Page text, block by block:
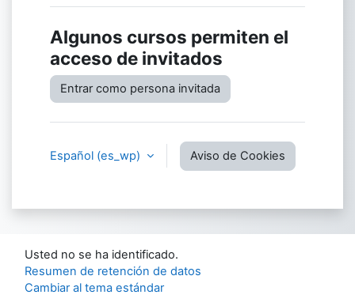
Algunos cursos permiten el
acceso de invitados
Entrar como persona invitada
Español ‎(es_wp)‎ Aviso de Cookies
Usted no se ha identificado.
Resumen de retención de datos
Cambiar al tema estándar